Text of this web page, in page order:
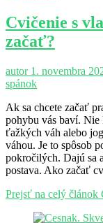
Cvičenie s
začať?
autor1. novembra
spánok
Ak sa chcete začať
pohybu vás baví. Nie
ťažkých váh alebo
váhou. Je to spôsob
pokročilých. Dajú sa
postava. Ako začať
Prejsť na celý článok